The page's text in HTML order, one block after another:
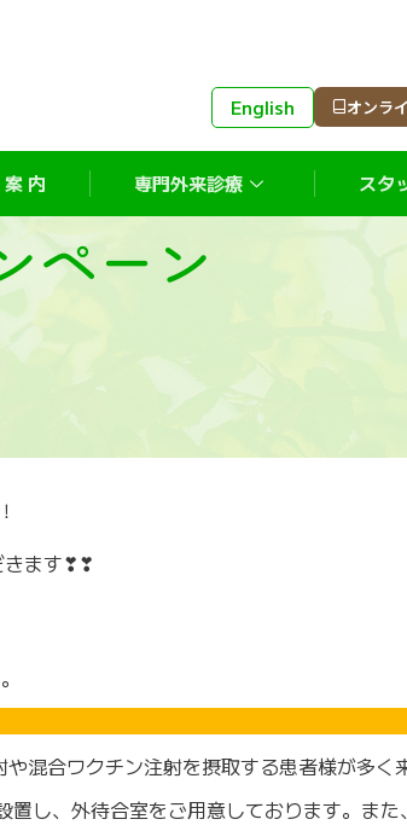
English オンラ
内 専門外来診療 スタ
ペーン
きます❣❣
混合ワクチン注射を摂取する患者様が多く
し、外待合室をご用意しております。ま